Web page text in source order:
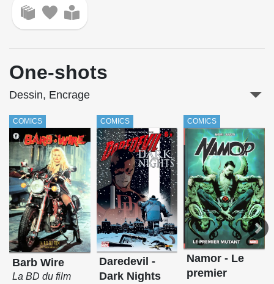
One-shots
Dessin, Encrage
COMICS
Barb Wire
La BD du film
COMICS
Daredevil -
Dark Nights
COMICS
Namor - Le
premier